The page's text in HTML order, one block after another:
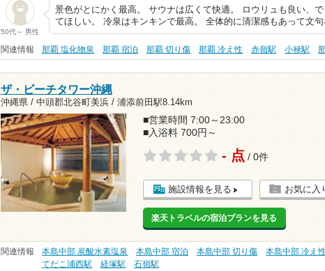
50代～ 男性
景色がとにかく最高。 サウナは広くて快適。 ロウリュも良い、
てほしい。 冷泉はキンキンで最高。 全体的に清潔感もあって文
関連情報 那覇 塩化物泉 那覇 宿泊 那覇 切り傷 那覇 冷え性 赤嶺駅 小禄駅
ザ・ビーチタワー沖縄
沖縄県 / 中頭郡北谷町美浜 / 浦添前田駅8.14km
■営業時間 7:00～23:00
■入浴料 700円～
- 点 / 0件
施設情報を見る お気に入
楽天トラベルの宿泊プランを見る
関連情報 本島中部 炭酸水素塩泉 本島中部 宿泊 本島中部 切り傷 本島中部 冷え
てだこ浦西駅
経塚駅 石嶺駅